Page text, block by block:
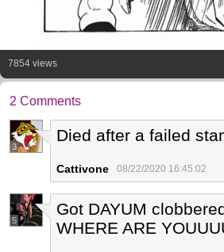
7854 views
2 Comments
3
Died after a failed
Cattivone 08/22/2020 16:45:02
5
Got DAYUM
WHERE ARE